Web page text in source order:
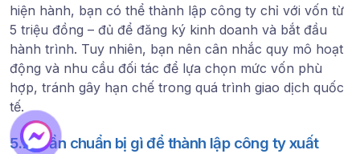
hiện hành, bạn có thể thành lập công ty chỉ với vốn từ
5 triệu đồng – đủ để đăng ký kinh doanh và bắt đầu
hành trình. Tuy nhiên, bạn nên cân nhắc quy mô hoạt
động và nhu cầu đối tác để lựa chọn mức vốn phù
hợp, tránh gây hạn chế trong quá trình giao dịch quốc
tế.
5.2. Cần chuẩn bị gì để thành lập công ty xuất